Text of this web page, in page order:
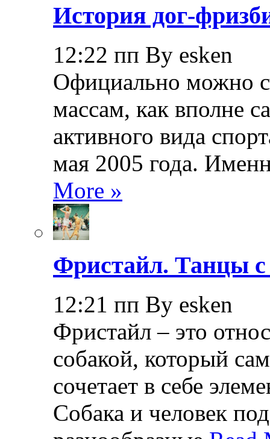
История дог-
12:22 пп By esken
Официально можно
массам, как вполне
активного вида
мая 2005 года.
More »
Фристайл. Танцы с
12:21 пп By esken
Фристайл – это
собакой, который
сочетает в себе
Собака и человек